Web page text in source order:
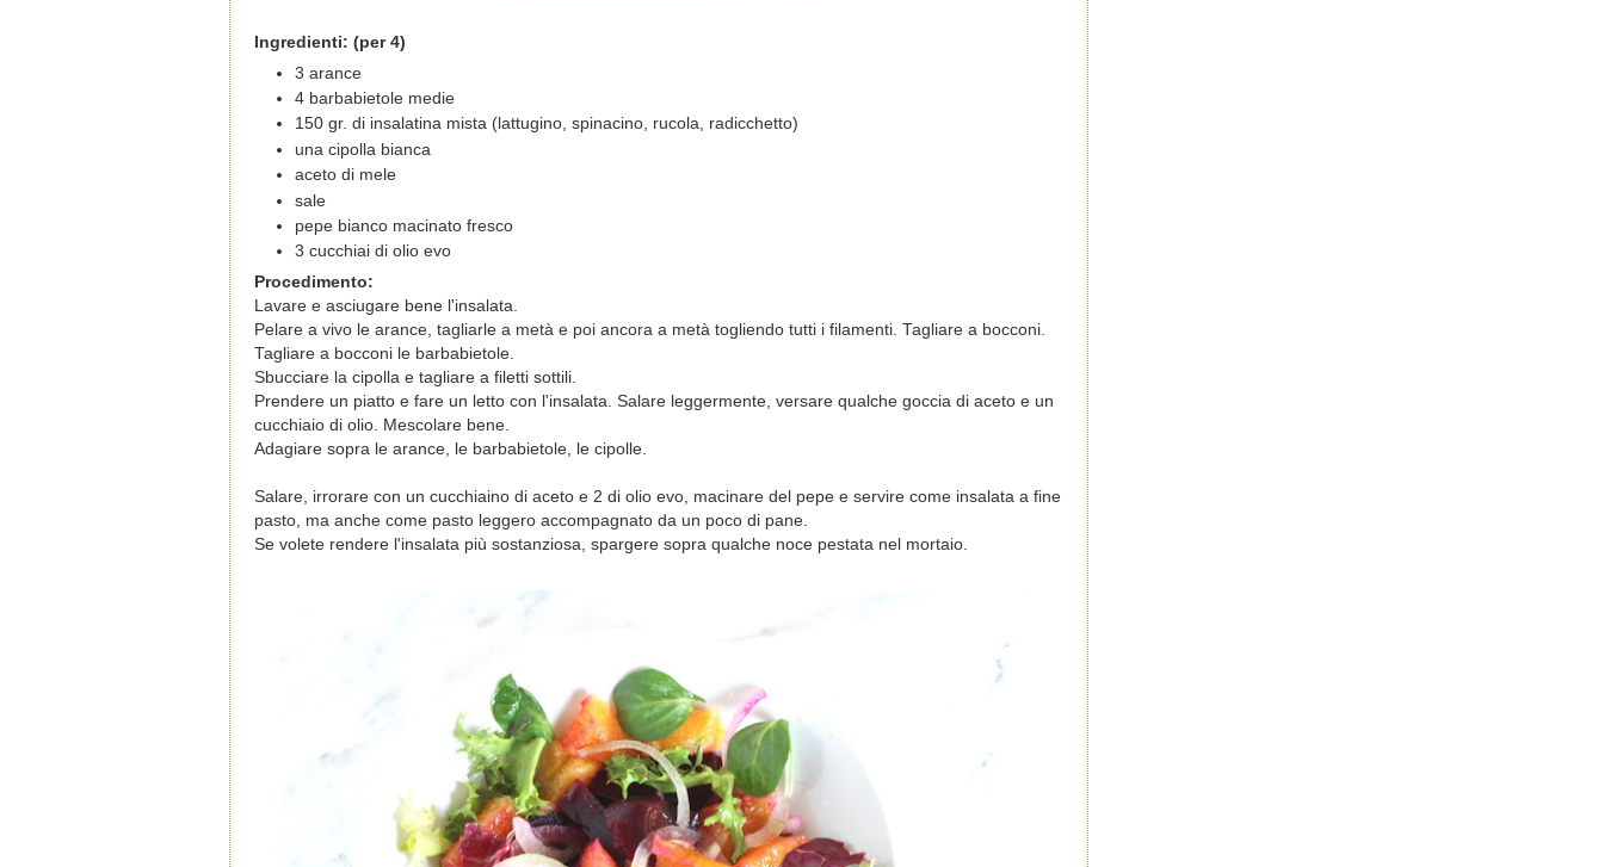
Ingredienti: (per 4)
3 arance
4 barbabietole medie
150 gr. di insalatina mista (lattugino, spinacino, rucola, radicchetto)
una cipolla bianca
aceto di mele
sale
pepe bianco macinato fresco
3 cucchiai di olio evo
Procedimento:
Lavare e asciugare bene l'insalata.
Pelare a vivo le arance, tagliarle a metà e poi ancora a metà togliendo tutti i filamenti. Tagliare a bocconi.
Tagliare a bocconi le barbabietole.
Sbucciare la cipolla e tagliare a filetti sottili.
Prendere un piatto e fare un letto con l'insalata. Salare leggermente, versare qualche goccia di aceto e un
cucchiaio di olio. Mescolare bene.
Adagiare sopra le arance, le barbabietole, le cipolle.
Salare, irrorare con un cucchiaino di aceto e 2 di olio evo, macinare del pepe e servire come insalata a fine
pasto, ma anche come pasto leggero accompagnato da un poco di pane.
Se volete rendere l'insalata più sostanziosa, spargere sopra qualche noce pestata nel mortaio.